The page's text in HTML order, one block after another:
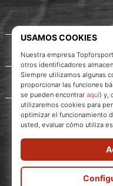
Acerca de nosotros
Servicio al cliente